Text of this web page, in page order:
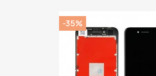
-35%